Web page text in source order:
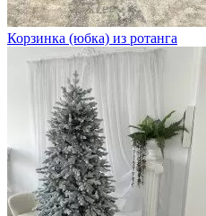
Корзинка (юбка) из ротанга